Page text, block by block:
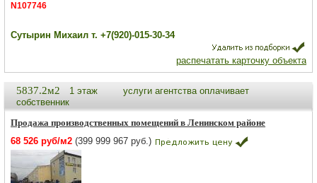
N107746
Сутырин Михаил т. +7(920)-015-30-34
распечатать карточку объекта
5837.2м2 1 этаж
услуги агентства оплачивает
собственник
Продажа производственных помещений в Ленинском районе
68 526 руб/м2 (399 999 967 руб.)